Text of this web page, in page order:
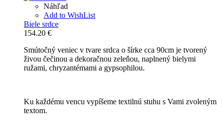
Náhľad
Add to WishList
Biele srdce
154.20 €
Smútočný veniec v tvare srdca o šírke cca 90cm je tvorený
živou čečinou a dekoračnou zeleňou, naplnený bielymi
ružami, chryzantémami a gypsophilou.
Ku každému vencu vypíšeme textilnú stuhu s Vami zvoleným
textom.